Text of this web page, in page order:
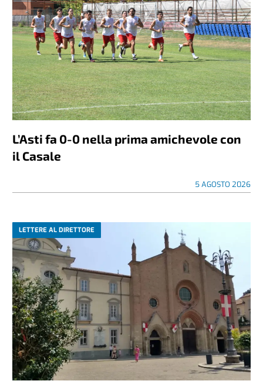
L’Asti fa 0-0 nella prima amichevole con
il Casale
5 AGOSTO 2026
LETTERE AL DIRETTORE